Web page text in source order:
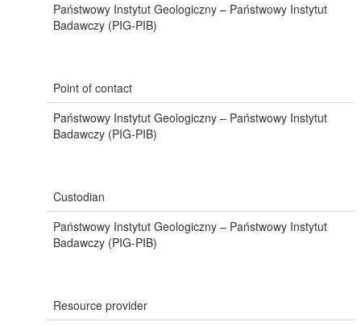
Państwowy Instytut Geologiczny – Państwowy Instytut
Badawczy (PIG-PIB)
Point of contact
Państwowy Instytut Geologiczny – Państwowy Instytut
Badawczy (PIG-PIB)
Custodian
Państwowy Instytut Geologiczny – Państwowy Instytut
Badawczy (PIG-PIB)
Resource provider